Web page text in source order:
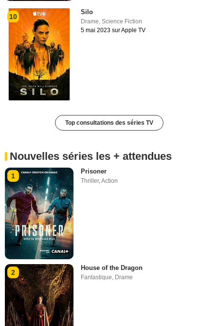
10
Silo
Drame,Science Fiction
5 mai 2023 sur Apple TV
Top consultations des séries TV
Nouvelles séries les + attendues
1
Prisoner
Thriller,Action
2
House of the Dragon
Fantastique, Drame